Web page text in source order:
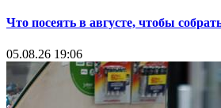
Что посеять в августе, чтобы
05.08.26 19:06